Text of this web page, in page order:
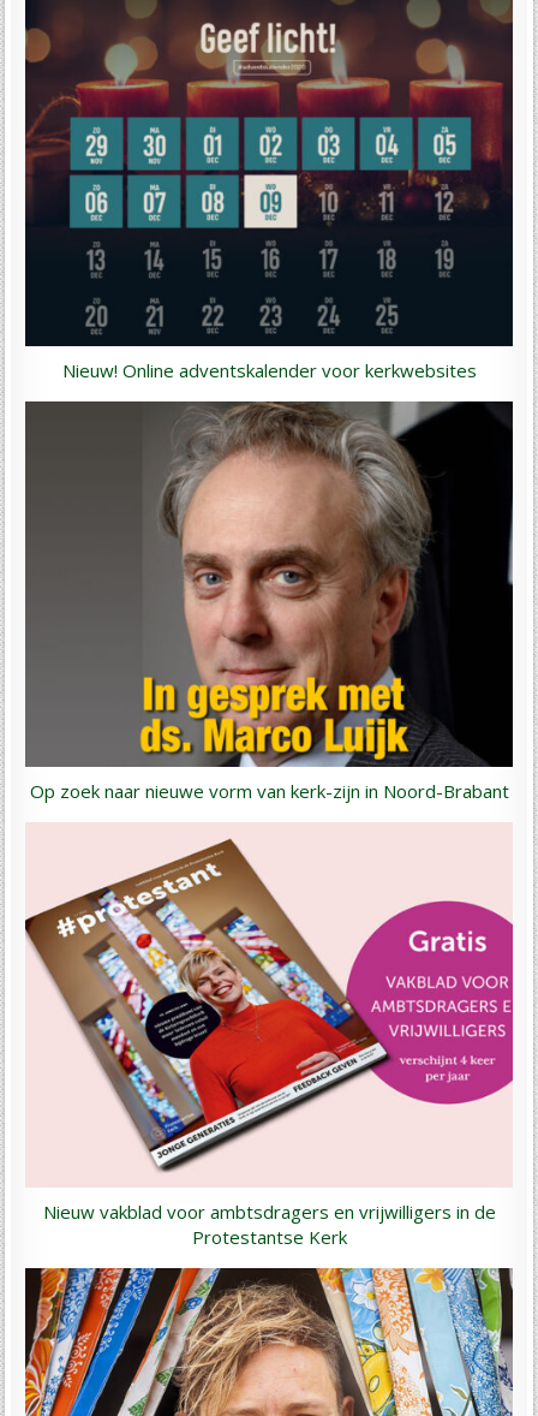
Nieuw! Online adventskalender voor kerkwebsites
Op zoek naar nieuwe vorm van kerk-zijn in Noord-Brabant
Nieuw vakblad voor ambtsdragers en vrijwilligers in de
Protestantse Kerk